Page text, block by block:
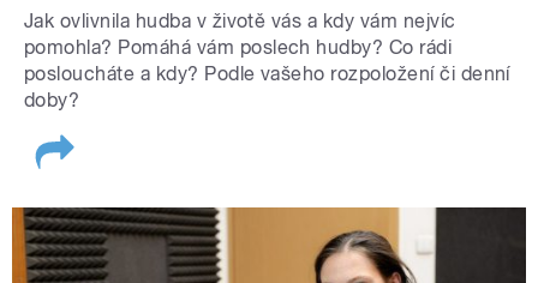
Jak ovlivnila hudba v životě vás a kdy vám nejvíc
pomohla? Pomáhá vám poslech hudby? Co rádi
posloucháte a kdy? Podle vašeho rozpoložení či denní
doby?